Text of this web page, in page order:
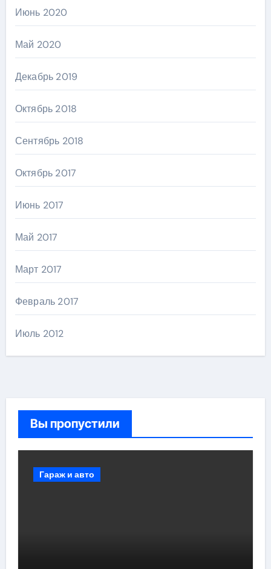
Июнь 2020
Май 2020
Декабрь 2019
Октябрь 2018
Сентябрь 2018
Октябрь 2017
Июнь 2017
Май 2017
Март 2017
Февраль 2017
Июль 2012
Вы пропустили
Гараж и авто